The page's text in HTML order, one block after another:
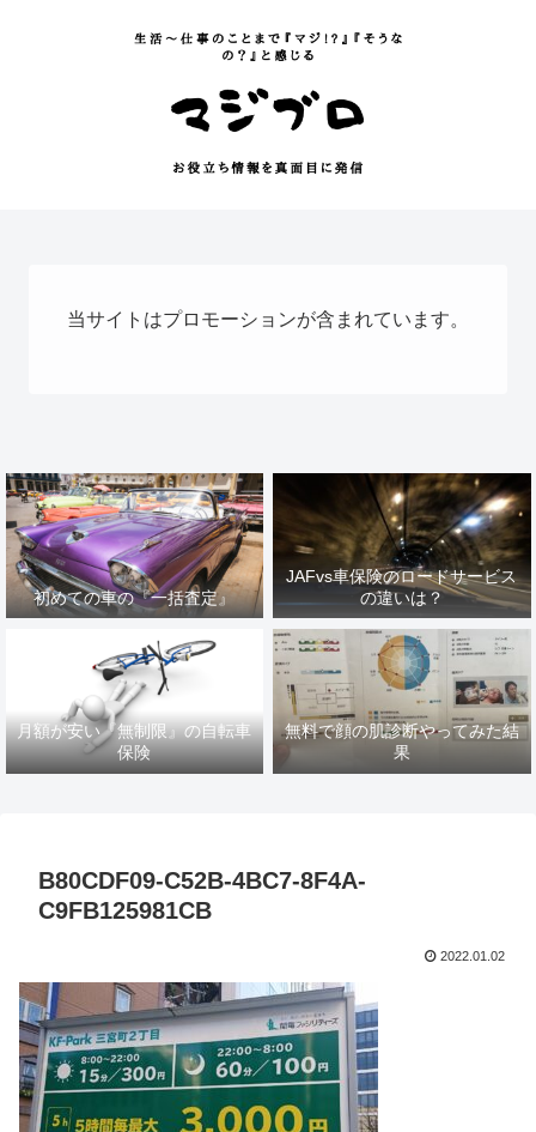
当サイトはプロモーションが含まれています。
初めての車の『一括査定』
JAFvs車保険のロードサービス
の違いは？
月額が安い『無制限』の自転車
保険
無料で顔の肌診断やってみた結
果
B80CDF09-C52B-4BC7-8F4A-
C9FB125981CB
2022.01.02